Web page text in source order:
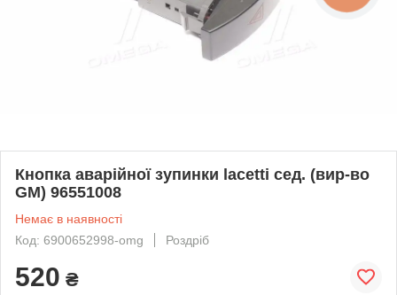
Кнопка аварійної зупинки lacetti сед. (вир-во
GM) 96551008
Немає в наявності
Код: 6900652998-omg
Роздріб
520 ₴